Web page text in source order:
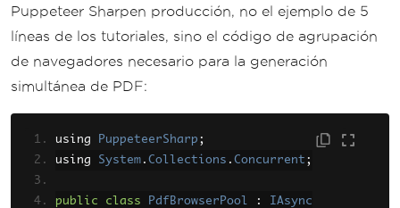
Puppeteer Sharpen producción, no el ejemplo de 5
líneas de los tutoriales, sino el código de agrupación
de navegadores necesario para la generación
simultánea de PDF:
using PuppeteerSharp ;
using System . Collections . Concurrent ;
public class PdfBrowserPool :
IAsync